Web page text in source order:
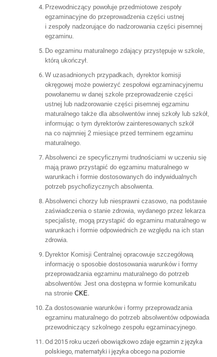
Przewodniczący powołuje przedmiotowe zespoły
egzaminacyjne do przeprowadzenia części ustnej
i zespoły nadzorujące do nadzorowania części pisemnej
egzaminu.
Do egzaminu maturalnego zdający przystępuje w szkole,
którą ukończył.
W uzasadnionych przypadkach, dyrektor komisji
okręgowej może powierzyć zespołowi egzaminacyjnemu
powołanemu w danej szkole przeprowadzenie części
ustnej lub nadzorowanie części pisemnej egzaminu
maturalnego także dla absolwentów innej szkoły lub szkół,
informując o tym dyrektorów zainteresowanych szkół
na co najmniej 2 miesiące przed terminem egzaminu
maturalnego.
Absolwenci ze specyficznymi trudnościami w uczeniu się
mają prawo przystąpić do egzaminu maturalnego w
warunkach i formie dostosowanych do indywidualnych
potrzeb psychofizycznych absolwenta.
Absolwenci chorzy lub niesprawni czasowo, na podstawie
zaświadczenia o stanie zdrowia, wydanego przez lekarza
specjalistę, mogą przystąpić do egzaminu maturalnego w
warunkach i formie odpowiednich ze względu na ich stan
zdrowia.
Dyrektor Komisji Centralnej opracowuje szczegółową
informację o sposobie dostosowania warunków i formy
przeprowadzania egzaminu maturalnego do potrzeb
absolwentów. Jest ona dostępna w formie komunikatu
na stronieCKE.
Za dostosowanie warunków i formy przeprowadzania
egzaminu maturalnego do potrzeb absolwentów odpowiada
przewodniczący szkolnego zespołu egzaminacyjnego.
Od 2015 roku uczeń obowiązkowo zdaje egzamin z języka
polskiego, matematyki i języka obcego na poziomie